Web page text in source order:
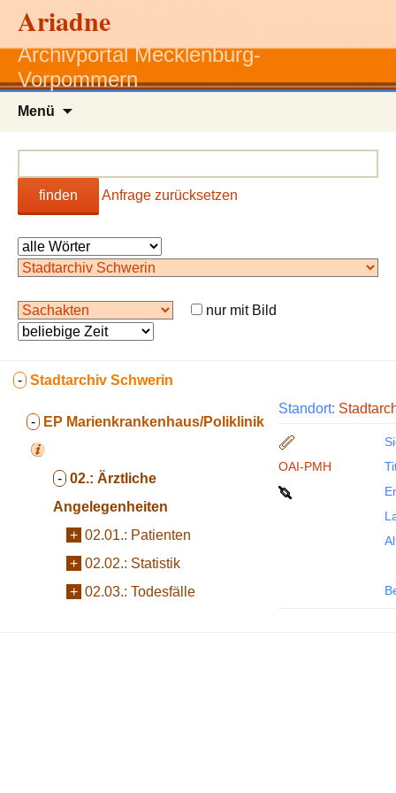
Ariadne
Archivportal Mecklenburg-
Vorpommern
Menü
finden Anfrage zurücksetzen
nur mit Bild
- Stadtarchiv Schwerin
- EP Marienkrankenhaus/Poliklinik
- 02.: Ärztliche
Angelegenheiten
+ 02.01.: Patienten
+ 02.02.: Statistik
+ 02.03.: Todesfälle
Standort:
OAI-PMH